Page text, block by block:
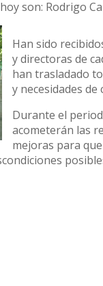
son: Rodrigo
Han sido
y directoras de
han trasladado
y necesidades de
Durante el
acometerán las
mejoras para